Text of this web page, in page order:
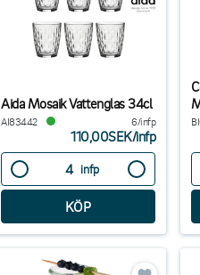
Aida Mosaik Vattenglas 34cl
AI83442 6/infp
110,00SEK/infp
infp